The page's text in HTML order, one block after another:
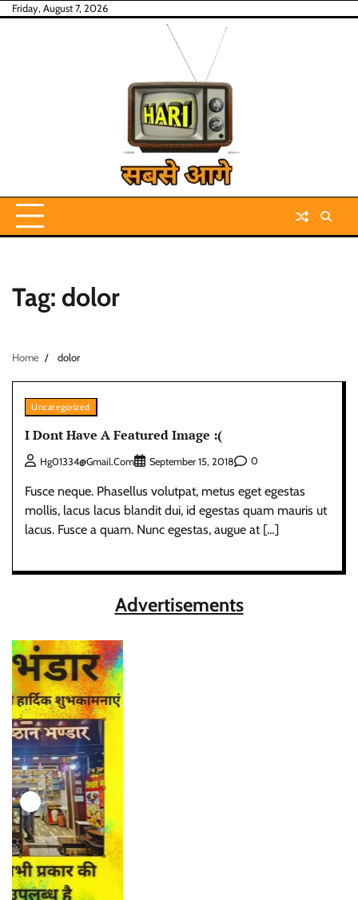
SkipFriday, August 7, 2026
Tag: dolor
Home dolor
Uncategorized
I Dont Have A Featured Image :(
Hg01334@gmail.com September 15, 2018 0
Fusce neque. Phasellus volutpat, metus eget egestas
mollis, lacus lacus blandit dui, id egestas quam mauris ut
lacus. Fusce a quam. Nunc egestas, augue at […]
Advertisements